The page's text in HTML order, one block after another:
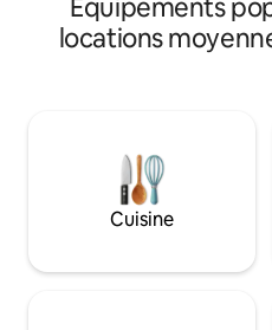
Équipements
locations
Cuisine